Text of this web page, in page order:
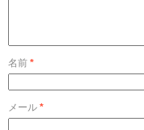
名前 *
メール *